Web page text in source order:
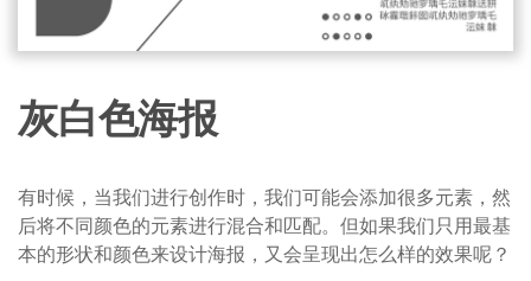
灰白色海报
有时候，当我们进行创作时，我们可能会添加很多元素，然
后将不同颜色的元素进行混合和匹配。但如果我们只用最基
本的形状和颜色来设计海报，又会呈现出怎么样的效果呢？